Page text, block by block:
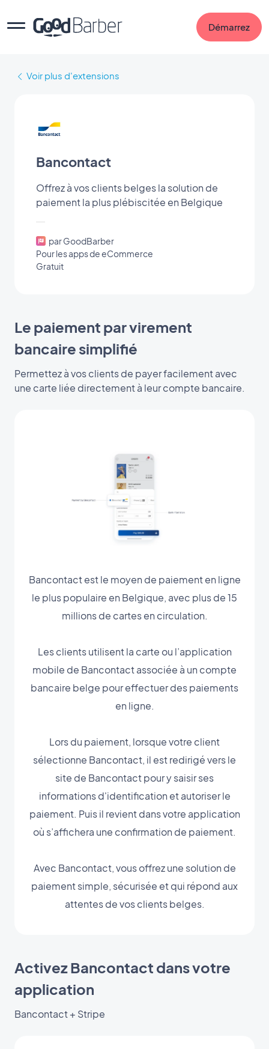
Démarrez
Voir plus d'extensions
Bancontact
Offrez à vos clients belges la solution de
paiement la plus plébiscitée en Belgique
par GoodBarber
Pour les apps de eCommerce
Gratuit
Le paiement par virement
bancaire simplifié
Permettez à vos clients de payer facilement avec
une carte liée directement à leur compte bancaire.
Bancontact est le moyen de paiement en ligne
le plus populaire en Belgique, avec plus de 15
millions de cartes en circulation.
Les clients utilisent la carte ou l’application
mobile de Bancontact associée à un compte
bancaire belge pour effectuer des paiements
en ligne.
Lors du paiement, lorsque votre client
sélectionne Bancontact, il est redirigé vers le
site de Bancontact pour y saisir ses
informations d'identification et autoriser le
paiement. Puis il revient dans votre application
où s’affichera une confirmation de paiement.
Avec Bancontact, vous offrez une solution de
paiement simple, sécurisée et qui répond aux
attentes de vos clients belges.
Activez Bancontact dans votre
application
Bancontact + Stripe